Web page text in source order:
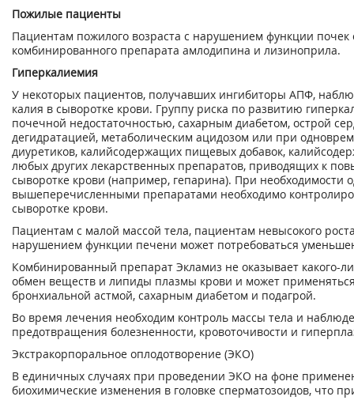
Пожилые пациенты
Пациентам пожилого возраста с нарушением функции
комбинированного препарата амлодипина и лизиноприла.
Гиперкалиемия
У некоторых пациентов, получавших ингибиторы АПФ,
калия в сыворотке крови. Группу риска по развитию
почечной недостаточностью, сахарным диабетом, острой
дегидратацией, метаболическим ацидозом или при
диуретиков, калийсодержащих пищевых добавок,
любых других лекарственных препаратов, приводящих к
сыворотке крови (например, гепарина). При необходимости
вышеперечисленными препаратами необходимо
сыворотке крови.
Пациентам с малой массой тела, пациентам невысокого
нарушением функции печени может потребоваться
Комбинированный препарат Экламиз не оказывает какого-
обмен веществ и липиды плазмы крови и может
бронхиальной астмой, сахарным диабетом и подагрой.
Во время лечения необходим контроль массы тела и
предотвращения болезненности, кровоточивости и
Экстракорпоральное оплодотворение (ЭКО)
В единичных случаях при проведении ЭКО на фоне
биохимические изменения в головке сперматозоидов, что